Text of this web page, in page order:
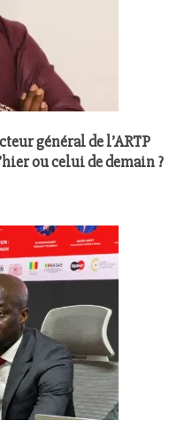
général de l’ARTP
ou celui de demain ?